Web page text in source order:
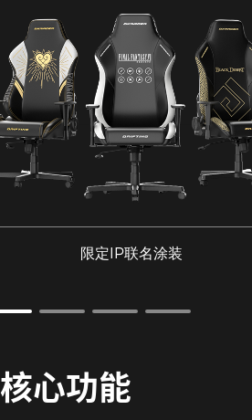
限定IP联名涂装
核心功能